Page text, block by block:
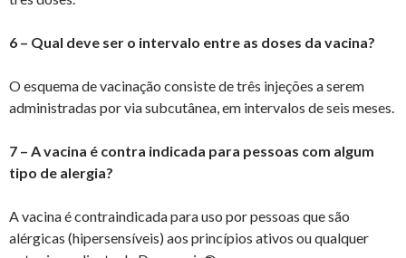
6 – Qual deve ser o intervalo entre as doses da vacina?
O esquema de vacinação consiste de três injeções a serem
administradas por via subcutânea, em intervalos de seis meses.
7 – A vacina é contra indicada para pessoas com algum
tipo de alergia?
A vacina é contraindicada para uso por pessoas que são
alérgicas (hipersensíveis) aos princípios ativos ou qualquer